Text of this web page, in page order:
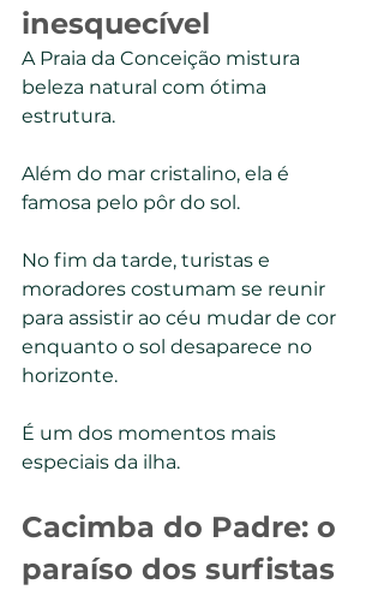
inesquecível
A Praia da Conceição mistura
beleza natural com ótima
estrutura.
Além do mar cristalino, ela é
famosa pelo pôr do sol.
No fim da tarde, turistas e
moradores costumam se reunir
para assistir ao céu mudar de cor
enquanto o sol desaparece no
horizonte.
É um dos momentos mais
especiais da ilha.
Cacimba do Padre: o
paraíso dos surfistas